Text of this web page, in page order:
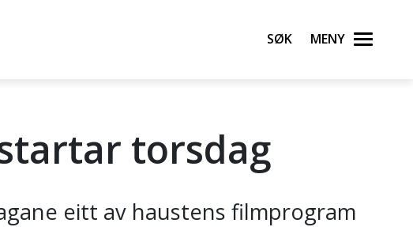
Søk Meny
torsdag
eitt av haustens filmprogram